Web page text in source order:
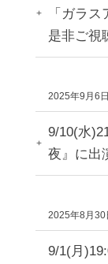
「ガラ
是非ご視
2025年9月6日
9/10(水
夜』に出
2025年8月30
9/1(月